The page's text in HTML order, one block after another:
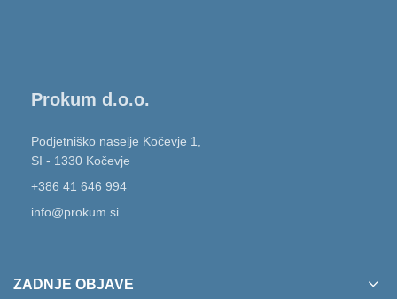
Prokum d.o.o.
Podjetniško naselje Kočevje 1,
SI - 1330 Kočevje
+386 41 646 994
info@prokum.si
ZADNJE OBJAVE